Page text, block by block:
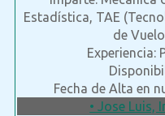
Estadística, TAE
de
Experiencia:
Fecha de Alta en
• Jose Luis,